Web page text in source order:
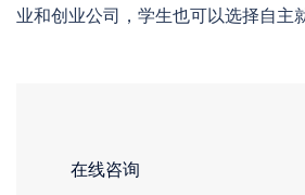
业和创业公司，学生也可以选择自主
在线咨询